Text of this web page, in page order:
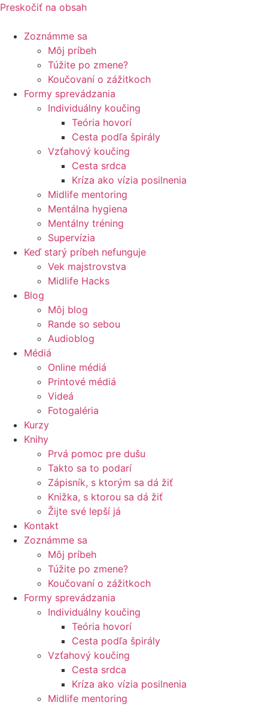
Preskočiť na obsah
Zoznámme sa
Môj príbeh
Túžite po zmene?
Koučovaní o zážitkoch
Formy sprevádzania
Individuálny koučing
Teória hovorí
Cesta podľa špirály
Vzťahový koučing
Cesta srdca
Kríza ako vízia posilnenia
Midlife mentoring
Mentálna hygiena
Mentálny tréning
Supervízia
Keď starý príbeh nefunguje
Vek majstrovstva
Midlife Hacks
Blog
Môj blog
Rande so sebou
Audioblog
Médiá
Online médiá
Printové médiá
Videá
Fotogaléria
Kurzy
Knihy
Prvá pomoc pre dušu
Takto sa to podarí
Zápisník, s ktorým sa dá žiť
Knižka, s ktorou sa dá žiť
Žijte své lepší já
Kontakt
Zoznámme sa
Môj príbeh
Túžite po zmene?
Koučovaní o zážitkoch
Formy sprevádzania
Individuálny koučing
Teória hovorí
Cesta podľa špirály
Vzťahový koučing
Cesta srdca
Kríza ako vízia posilnenia
Midlife mentoring